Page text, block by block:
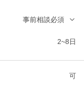
事前相談必須
2~8日
可